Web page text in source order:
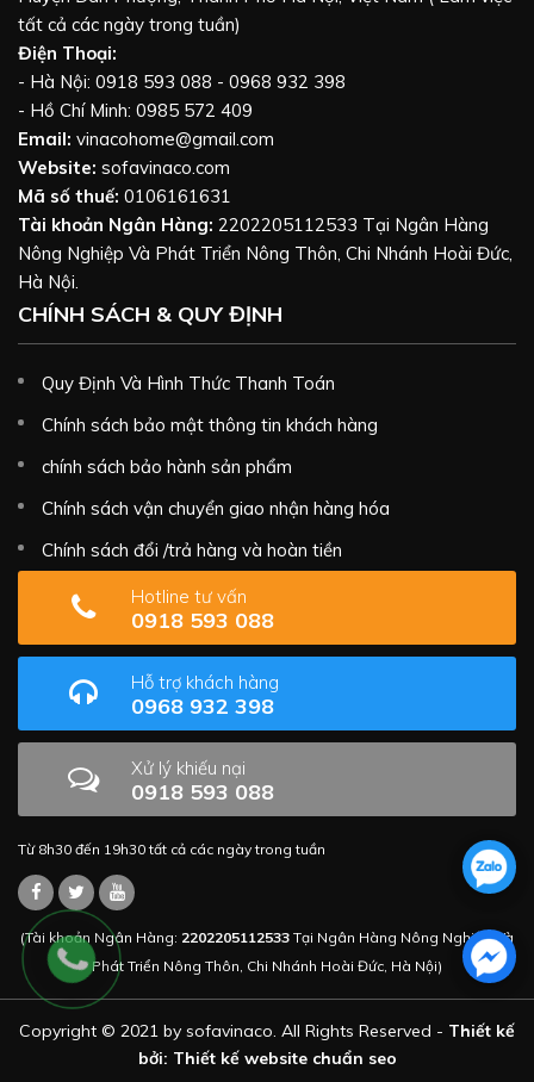
tất cả các ngày trong tuần)
Điện Thoại:
- Hà Nội: 0918 593 088 - 0968 932 398
- Hồ Chí Minh: 0985 572 409
Email: vinacohome@gmail.com
Website: sofavinaco.com
Mã số thuế: 0106161631
Tài khoản Ngân Hàng: 2202205112533 Tại Ngân Hàng
Nông Nghiệp Và Phát Triển Nông Thôn, Chi Nhánh Hoài Đức,
Hà Nội.
CHÍNH SÁCH & QUY ĐỊNH
Quy Định Và Hình Thức Thanh Toán
Chính sách bảo mật thông tin khách hàng
chính sách bảo hành sản phẩm
Chính sách vận chuyển giao nhận hàng hóa
Chính sách đổi /trả hàng và hoàn tiền
Hotline tư vấn
0918 593 088
Hỗ trợ khách hàng
0968 932 398
Xử lý khiếu nại
0918 593 088
Từ 8h30 đến 19h30 tất cả các ngày trong tuần
(Tài khoản Ngân Hàng: 2202205112533 Tại Ngân Hàng Nông Nghiệp Và
Phát Triển Nông Thôn, Chi Nhánh Hoài Đức, Hà Nội)
Copyright © 2021 by sofavinaco. All Rights Reserved - Thiết kế
bởi: Thiết kế website chuẩn seo